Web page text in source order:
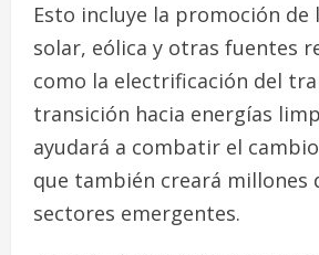
Esto incluye la promoción de
solar, eólica y otras fuentes
como la electrificación del
transición hacia energías
ayudará a combatir el
que también creará millones
sectores emergentes.